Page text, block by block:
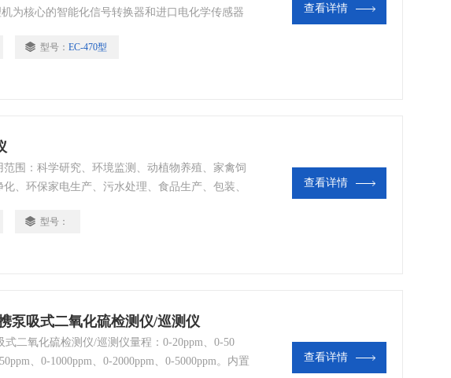
机为核心的智能化信号转换器和进口电化学传感器
型号： EC-470型
查看详情
围：科学研究、环境监测、动植物养殖、家禽饲
、环保家电生产、污水处理、食品生产、包装、
型号：
查看详情
泵吸式二氧化硫检测仪/巡测仪
式二氧化硫检测仪/巡测仪量程：0-20ppm、0-50
、0-1000ppm、0-2000ppm、0-5000ppm。内置
查看详情